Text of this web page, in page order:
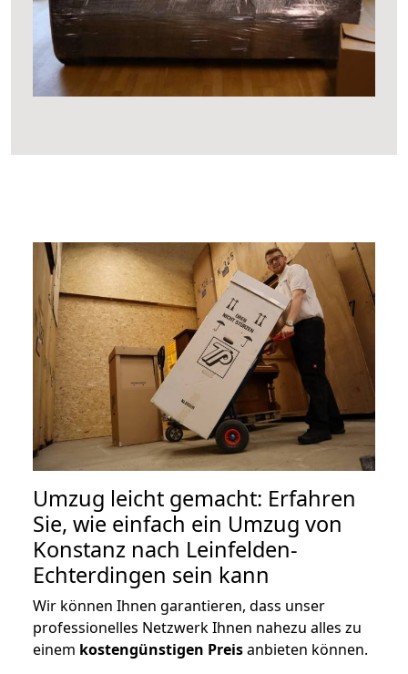
Umzug leicht gemacht: Erfahren
Sie, wie einfach ein Umzug von
Konstanz nach Leinfelden-
Echterdingen sein kann
Wir können Ihnen garantieren, dass unser
professionelles Netzwerk Ihnen nahezu alles zu
einem kostengünstigen Preisanbieten können.